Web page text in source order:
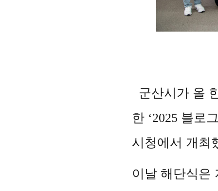
군산시가 올
한 ‘2025 블로
시청에서 개최
이날 해단식은